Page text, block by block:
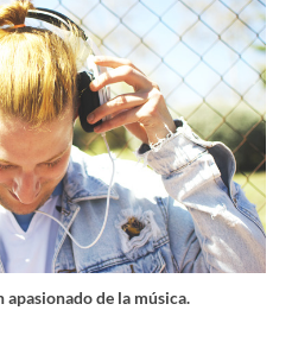
apasionado de la música.